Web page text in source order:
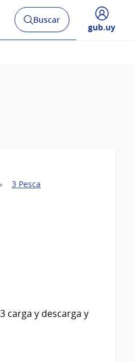
Abrir
buscador
Buscar
Desplegar
gub.uy
3 Pesca
carga y descarga y